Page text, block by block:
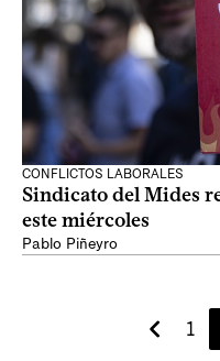
CONFLICTOS LABORALES
Sindicato del Mides
este miércoles
Pablo Piñeyro
1